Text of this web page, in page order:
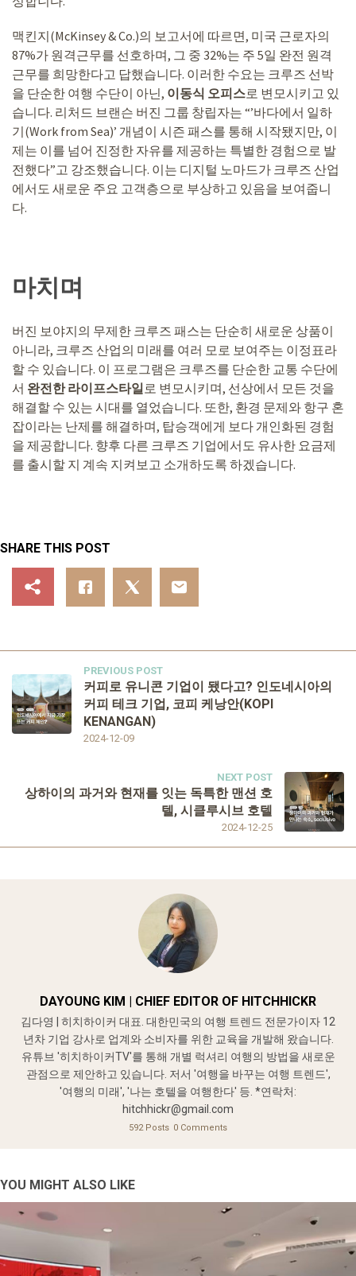
맥킨지(McKinsey & Co.)의 보고서에 따르면, 미국 근로자의
87%가 원격근무를 선호하며, 그 중 32%는 주 5일 완전 원격
근무를 희망한다고 답했습니다. 이러한 수요는 크루즈 선박
을 단순한 여행 수단이 아닌, 이동식 오피스로 변모시키고 있
습니다. 리처드 브랜슨 버진 그룹 창립자는 “’바다에서 일하
기(Work from Sea)’ 개념이 시즌 패스를 통해 시작됐지만, 이
제는 이를 넘어 진정한 자유를 제공하는 특별한 경험으로 발
전했다”고 강조했습니다. 이는 디지털 노마드가 크루즈 산업
에서도 새로운 주요 고객층으로 부상하고 있음을 보여줍니
다.
마치며
버진 보야지의 무제한 크루즈 패스는 단순히 새로운 상품이
아니라, 크루즈 산업의 미래를 여러 모로 보여주는 이정표라
할 수 있습니다. 이 프로그램은 크루즈를 단순한 교통 수단에
서 완전한 라이프스타일 로 변모시키며, 선상에서 모든 것을
해결할 수 있는 시대를 열었습니다. 또한, 환경 문제와 항구 혼
잡이라는 난제를 해결하며, 탑승객에게 보다 개인화된 경험
을 제공합니다. 향후 다른 크루즈 기업에서도 유사한 요금제
를 출시할 지 계속 지켜보고 소개하도록 하겠습니다.
SHARE THIS POST
PREVIOUS POST
2024-12-09
커피로 유니콘 기업이 됐다고? 인도네시아의
커피 테크 기업, 코피 케낭안(KOPI
KENANGAN)
NEXT POST
2024-12-25
상하이의 과거와 현재를 잇는 독특한 맨션 호
텔, 시클루시브 호텔
DAYOUNG KIM | CHIEF EDITOR OF HITCHHICKR
김다영 | 히치하이커 대표. 대한민국의 여행 트렌드 전문가이자 12
년차 기업 강사로 업계와 소비자를 위한 교육을 개발해 왔습니다.
유튜브 '히치하이커TV'를 통해 개별 럭셔리 여행의 방법을 새로운
관점으로 제안하고 있습니다. 저서 '여행을 바꾸는 여행 트렌드',
'여행의 미래', '나는 호텔을 여행한다' 등. *연락처:
hitchhickr@gmail.com
592 Posts 0 Comments
YOU MIGHT ALSO LIKE